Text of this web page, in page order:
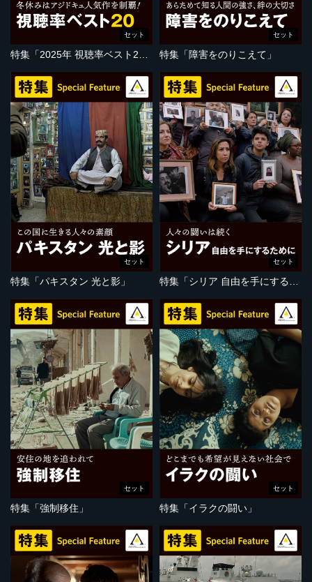
セット
特集「2025年 視聴率ベスト20」
セット
特集「障害をのりこえて」
セット
特集「パキスタン 光と影」
セット
セット
特集「強制移住」
セット
特集「イラクの闘い」